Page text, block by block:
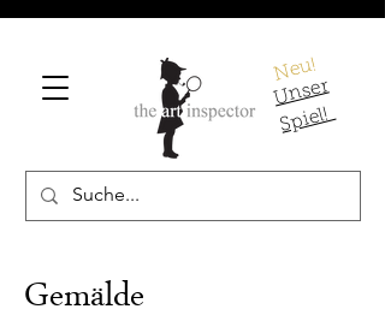
Neu!
U
ns
er
S
pi
el!
Gemälde